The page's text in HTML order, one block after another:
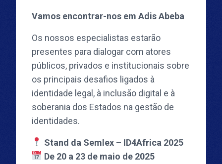
Vamos encontrar-nos em Adis Abeba
Os nossos especialistas estarão
presentes para dialogar com atores
públicos, privados e institucionais sobre
os principais desafios ligados à
identidade legal, à inclusão digital e à
soberania dos Estados na gestão de
identidades.
Stand da Semlex – ID4Africa 2025
De 20 a 23 de maio de 2025